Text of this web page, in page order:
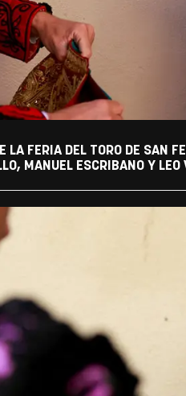
LA FERIA DEL TORO DE SAN
MANUEL ESCRIBANO Y LEO